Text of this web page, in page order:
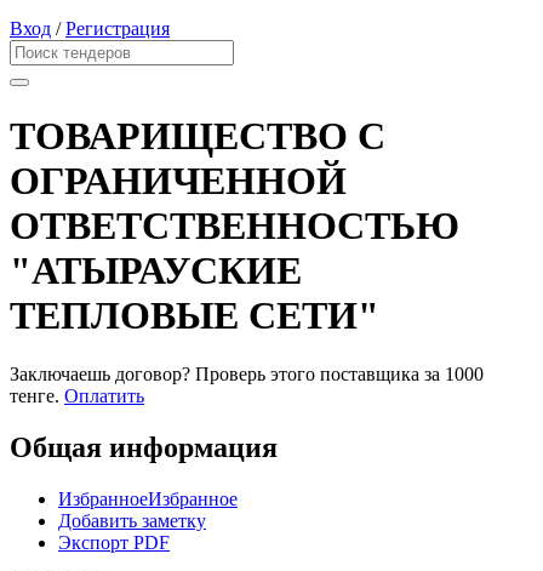
Вход /Регистрация
ТОВАРИЩЕСТВО С
ОГРАНИЧЕННОЙ
ОТВЕТСТВЕННОСТЬЮ
"АТЫРАУСКИЕ
ТЕПЛОВЫЕ СЕТИ"
Заключаешь договор? Проверь этого поставщика за 1000
тенге. Оплатить
Общая информация
ИзбранноеИзбранное
Добавить заметку
Экспорт PDF